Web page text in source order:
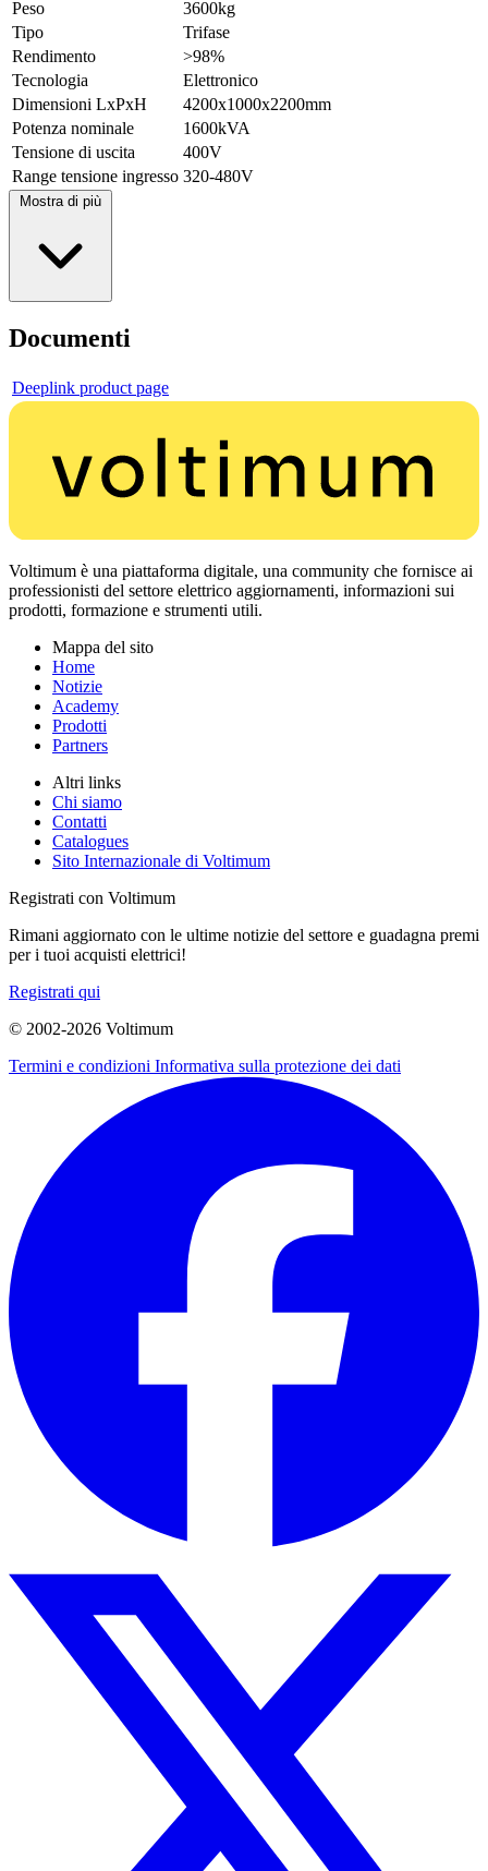
Peso
3600kg
Tipo
Trifase
Rendimento
>98%
Tecnologia
Elettronico
Dimensioni LxPxH
4200x1000x2200mm
Potenza nominale
1600kVA
Tensione di uscita
400V
Range tensione ingresso 320-480V
Mostra di più
Documenti
Deeplink product page
Voltimum è una piattaforma digitale, una community che fornisce ai
professionisti del settore elettrico aggiornamenti, informazioni sui
prodotti, formazione e strumenti utili.
Mappa del sito
Home
Notizie
Academy
Prodotti
Partners
Altri links
Chi siamo
Contatti
Catalogues
Sito Internazionale di Voltimum
Registrati con Voltimum
Rimani aggiornato con le ultime notizie del settore e guadagna premi
per i tuoi acquisti elettrici!
Registrati qui
© 2002-2026 Voltimum
Termini e condizioni Informativa sulla protezione dei dati